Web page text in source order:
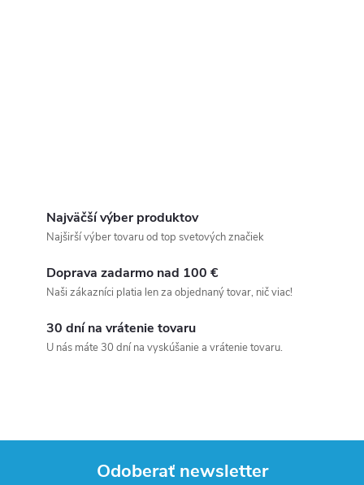
Najväčší výber produktov
Najširší výber tovaru od top svetových značiek
Doprava zadarmo nad 100 €
Naši zákazníci platia len za objednaný tovar, nič viac!
30 dní na vrátenie tovaru
U nás máte 30 dní na vyskúšanie a vrátenie tovaru.
Odoberať newsletter